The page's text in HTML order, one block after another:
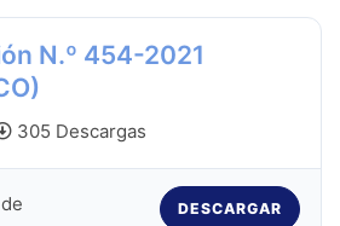
N.º 454-2021
305 Descargas
DESCARGAR